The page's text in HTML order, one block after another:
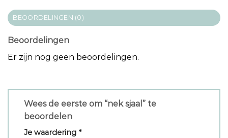
BEOORDELINGEN (0)
Beoordelingen
Er zijn nog geen beoordelingen.
Wees de eerste om “nek sjaal” te
beoordelen
Je waardering *